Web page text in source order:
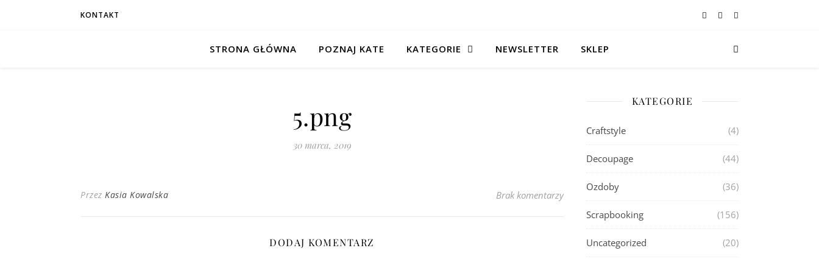
KONTAKT
STRONA GŁÓWNA POZNAJ KATE KATEGORIE NEWSLETTER SKLEP
5.png
30 marca, 2019
Przez Kasia Kowalska Brak komentarzy
DODAJ KOMENTARZ
KATEGORIE
Craftstyle (4)
Decoupage (44)
Ozdoby (36)
Scrapbooking (156)
Uncategorized (20)